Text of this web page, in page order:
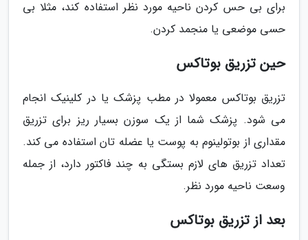
برای بی حس کردن ناحیه مورد نظر استفاده کند، مثلا بی
حسی موضعی یا منجمد کردن.
حین تزریق بوتاکس
تزریق بوتاکس معمولا در مطب پزشک یا در کلینیک انجام
می شود. پزشک شما از یک سوزن بسیار ریز برای تزریق
مقداری از بوتولینوم به پوست یا عضله تان استفاده می کند.
تعداد تزریق های لازم بستگی به چند فاکتور دارد، از جمله
وسعت ناحیه مورد نظر.
بعد از تزریق بوتاکس